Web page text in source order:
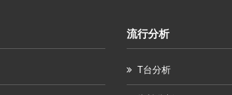
流行分析
T台分析